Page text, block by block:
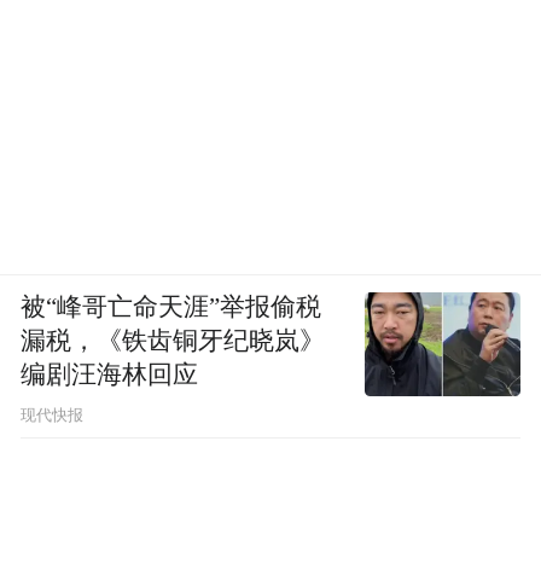
被“峰哥亡命天涯”举报偷税
漏税，《铁齿铜牙纪晓岚》
编剧汪海林回应
现代快报